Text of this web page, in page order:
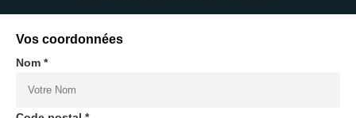
Vos coordonnées
Nom *